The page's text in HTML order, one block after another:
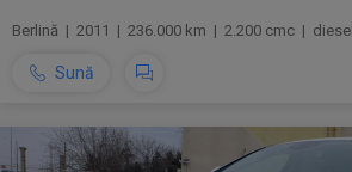
Berlină | 2011 | 236.000 km | 2.200 cmc | diesel
Sună